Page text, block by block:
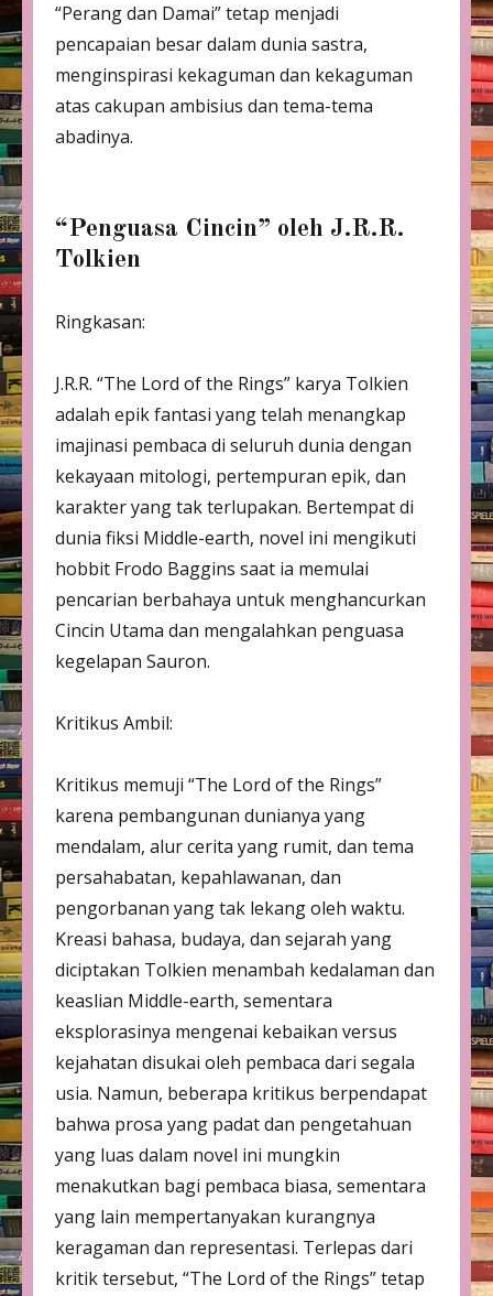
“Perang dan Damai” tetap menjadi
pencapaian besar dalam dunia sastra,
menginspirasi kekaguman dan kekaguman
atas cakupan ambisius dan tema-tema
abadinya.
“Penguasa Cincin” oleh J.R.R.
Tolkien
Ringkasan:
J.R.R. “The Lord of the Rings” karya Tolkien
adalah epik fantasi yang telah menangkap
imajinasi pembaca di seluruh dunia dengan
kekayaan mitologi, pertempuran epik, dan
karakter yang tak terlupakan. Bertempat di
dunia fiksi Middle-earth, novel ini mengikuti
hobbit Frodo Baggins saat ia memulai
pencarian berbahaya untuk menghancurkan
Cincin Utama dan mengalahkan penguasa
kegelapan Sauron.
Kritikus Ambil:
Kritikus memuji “The Lord of the Rings”
karena pembangunan dunianya yang
mendalam, alur cerita yang rumit, dan tema
persahabatan, kepahlawanan, dan
pengorbanan yang tak lekang oleh waktu.
Kreasi bahasa, budaya, dan sejarah yang
diciptakan Tolkien menambah kedalaman dan
keaslian Middle-earth, sementara
eksplorasinya mengenai kebaikan versus
kejahatan disukai oleh pembaca dari segala
usia. Namun, beberapa kritikus berpendapat
bahwa prosa yang padat dan pengetahuan
yang luas dalam novel ini mungkin
menakutkan bagi pembaca biasa, sementara
yang lain mempertanyakan kurangnya
keragaman dan representasi. Terlepas dari
kritik tersebut, “The Lord of the Rings” tetap